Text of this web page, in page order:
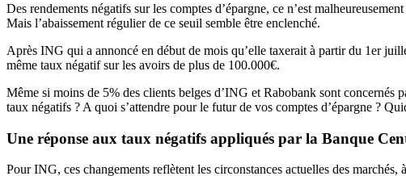
Des rendements négatifs sur les comptes d’épargne, ce n’est
Mais l’abaissement régulier de ce seuil semble être enclenché.
Après ING qui a annoncé en début de mois qu’elle taxerait à partir du 1er
même taux négatif sur les avoirs de plus de 100.000€.
Même si moins de 5% des clients belges d’ING et Rabobank sont concernés
taux négatifs ? A quoi s’attendre pour le futur de vos comptes d’épargne ?
Une réponse aux taux négatifs appliqués par la Banque
Pour ING, ces changements reflètent les circonstances actuelles des